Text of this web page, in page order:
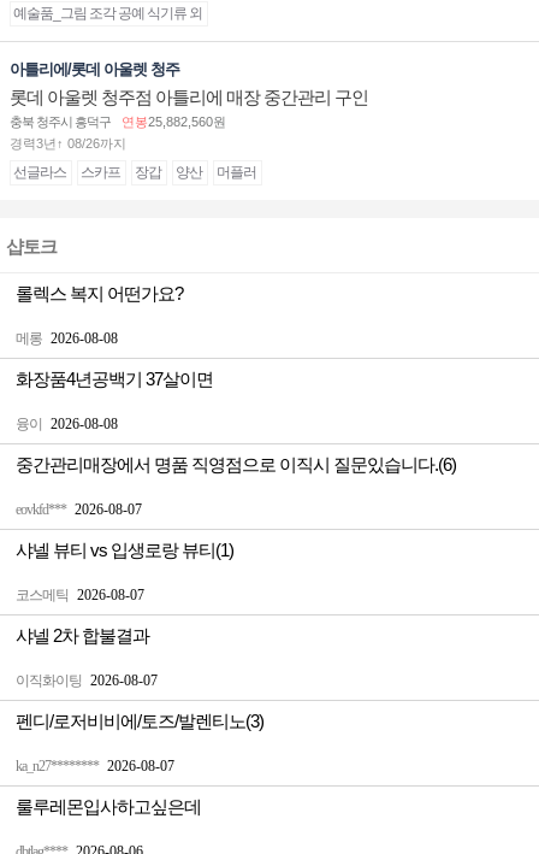
예술품_그림 조각 공예 식기류 외
아틀리에/롯데 아울렛 청주
롯데 아울렛 청주점 아틀리에 매장 중간관리 구인
충북 청주시 흥덕구 연봉25,882,560원
경력3년↑ 08/26까지
선글라스 스카프 장갑 양산 머플러
샵토크
메롱 2026-08-08
롤렉스 복지 어떤가요?
융이 2026-08-08
화장품4년공백기 37살이면
eovkfd*** 2026-08-07
중간관리매장에서 명품 직영점으로 이직시 질문있습니다.(6)
코스메틱 2026-08-07
샤넬 뷰티 vs 입생로랑 뷰티(1)
이직화이팅 2026-08-07
샤넬 2차 합불결과
ka_n27******** 2026-08-07
펜디/로저비비에/토즈/발렌티노(3)
룰루레몬입사하고싶은데